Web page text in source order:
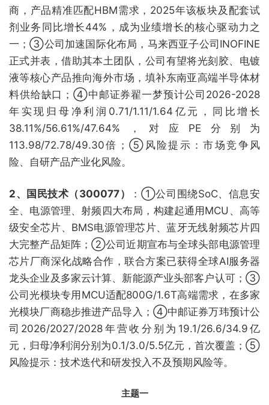
商，产品精准匹配HBM需求，2025年该板块及配套试
剂业务同比增长44%，成为业绩增长的核心驱动力之
一；③公司加速国际化布局，马来西亚子公司INOFINE
正式并表，借助其本土团队，公司有望将光刻胶、电镀
液等核心产品推向海外市场，填补东南亚高端半导体材
料供给缺口；④中邮证券翟一梦预计公司2026-2028
年实现归母净利润0.71/1.11/1.64亿元，同比增长
38.11%/56.61%/47.64%，对应PE分别为
113.98/72.78/49.30倍；⑤风险提示：市场竞争风
险、自研产品产业化风险。
2、国民技术（300077）
：①公司围绕SoC、信息安
全、电源管理、射频四大布局，构建起通用MCU、高等
级安全芯片、BMS电源管理芯片、蓝牙无线射频芯片四
大完整产品矩阵；②公司近期宣布与全球头部电源管理
芯片厂商深化战略合作，联合方案已获得全球AI服务器
龙头企业及多家云计算、新能源产业头部客户认可；③
公司光模块专用MCU适配800G/1.6T高端需求，在多家
光模块厂商稳步推进产品导入；④中邮证券万玮预计公
司2026/2027/2028年营收分别为19.1/26.6/34.9亿
元，归母净利润分别为0.1/3.0/5.5亿元，首次覆盖；⑤
风险提示：技术迭代和研发投入不及预期风险等。
主题一